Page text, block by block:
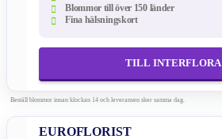
Blommor till över 150 länder
Fina hälsningskort
TILL INTERFLORA
Beställ blommor innan klockan 14 och leveransen sker samma dag.
EUROFLORIST